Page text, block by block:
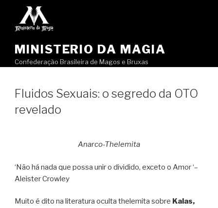
MINISTERIO DA MAGIA
Confederação Brasileira de Magos e Bruxas
Fluidos Sexuais: o segredo da OTO
revelado
Anarco-Thelemita
‘Não há nada que possa unir o dividido, exceto o Amor ‘–
Aleister Crowley
Muito é dito na literatura oculta thelemita sobre Kalas,